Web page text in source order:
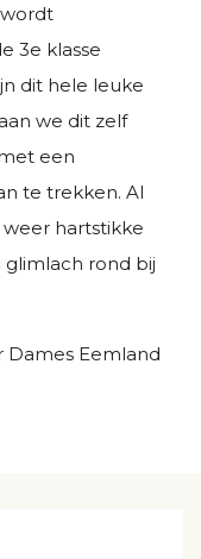
3e klasse
dit hele leuke
we dit zelf
een
te trekken. Al
hartstikke
rond bij
Dames Eemland